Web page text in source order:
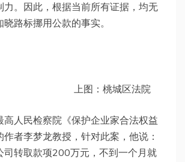
力。因此，根据当前所有证据，均无
路标挪用公款的事实。
桃城区法院
高人民检察院《保护企业家合法权益
者李梦龙教授，针对此案，他说：
司转取款项200万元，不到一个月就